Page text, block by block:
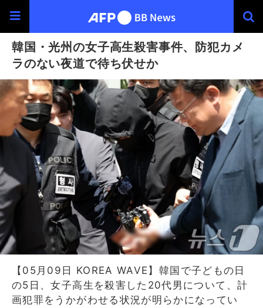
韓国・光州の女子高生殺害事件、防犯カメ
ラのない夜道で待ち伏せか
【05月09日 KOREA WAVE】韓国で子どもの日
の5日、女子高生を殺害した20代男について、計
画犯罪をうかがわせる状況が明らかになってい